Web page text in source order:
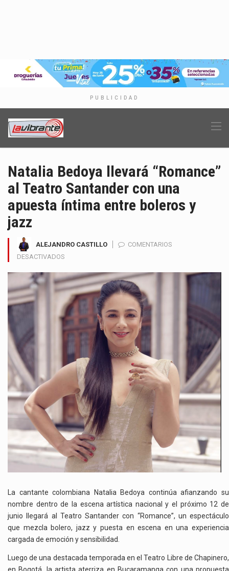
PUBLICIDAD
Natalia Bedoya llevará “Romance”
al Teatro Santander con una
apuesta íntima entre boleros y
jazz
ALEJANDRO CASTILLO
COMENTARIOS
DESACTIVADOS
BEDOYA
LLEVARÁ
“ROMANCE”
AL
TEATRO
SANTANDER
CON
UNA
APUESTA
ÍNTIMA
ENTRE
BOLEROS
JAZZ
La cantante colombiana Natalia Bedoya continúa afianzando su
nombre dentro de la escena artística nacional y el próximo 12 de
junio llegará al Teatro Santander con “Romance”, un espectáculo
que mezcla bolero, jazz y puesta en escena en una experiencia
cargada de emoción y sensibilidad.
Luego de una destacada temporada en el Teatro Libre de Chapinero,